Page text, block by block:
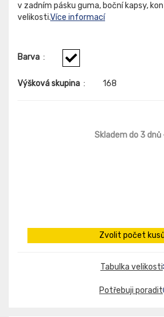
v zadním pásku guma, boční kapsy,
velikosti.Více informací
Barva :
Výšková skupina : 168
Skladem do 3 dnů
Zvolit počet
Tabulka velikosti
Potřebuji poradit